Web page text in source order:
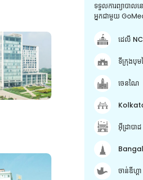
ទទួលការព្យាបាល
អ្នកជាមួយ
ដេលី
ទីក្រុងបុម
ចេនណៃ
អ៊ីដ្រាបាដ
ចាន់ឌីហ្គា